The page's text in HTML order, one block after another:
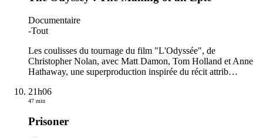
Documentaire
-Tout
Les coulisses du tournage du film "L'Odyssée", de
Christopher Nolan, avec Matt Damon, Tom Holland et Anne
Hathaway, une superproduction inspirée du récit attrib…
21h06
47 min
Prisoner